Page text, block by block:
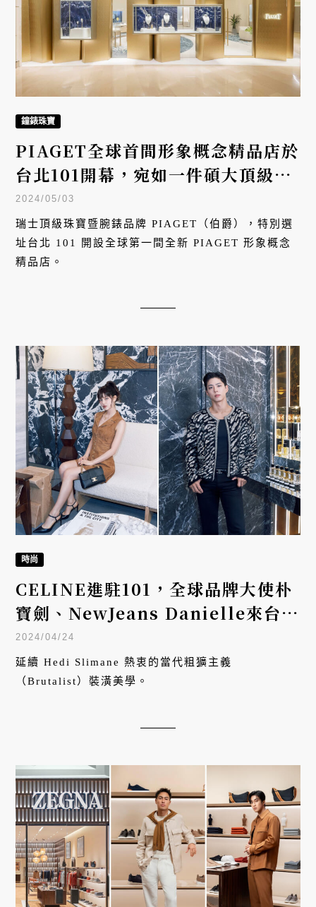
鐘錶珠寶
PIAGET全球首間形象概念精品店於
台北101開幕，宛如一件碩大頂級珠
寶作品
2024/05/03
瑞士頂級珠寶暨腕錶品牌 PIAGET（伯爵），特別選
址台北 101 開設全球第一間全新 PIAGET 形象概念
精品店。
時尚
CELINE進駐101，全球品牌大使朴
寶劍、NewJeans Danielle來台逛
店開箱，Hedi Slimane親選藝術
裝潢全解析
2024/04/24
延續 Hedi Slimane 熱衷的當代粗獷主義
（Brutalist）裝潢美學。